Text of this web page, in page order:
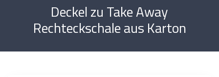
Deckel zu Take Away
Rechteckschale aus Karton